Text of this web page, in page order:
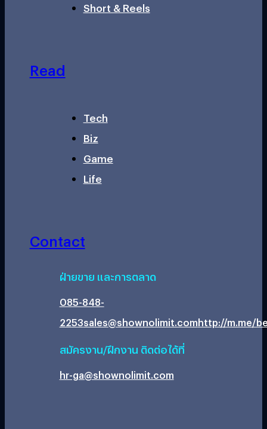
Short & Reels
Read
Tech
Biz
Game
Life
Contact
ฝ่ายขาย และการตลาด
085-848-
2253sales@shownolimit.comhttp://m.me/
สมัครงาน/ฝึกงาน ติดต่อได้ที่
hr-ga@shownolimit.com